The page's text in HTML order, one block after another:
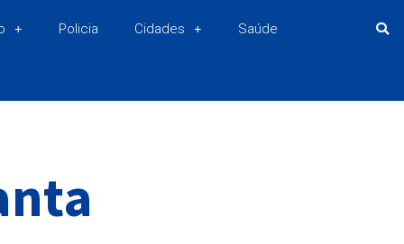
Policia Cidades Saúde